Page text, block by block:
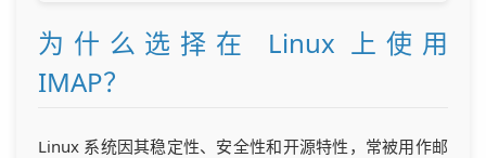
为什么选择在 Linux 上使用
IMAP？
Linux 系统因其稳定性、安全性和开源特性，常被用作邮